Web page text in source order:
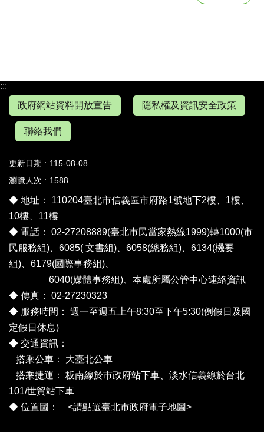
:::
政府網站資料開放宣告
隱私權及資訊安全政策
聯絡我們
更新日期
115-08-08
瀏覽人次
1588
◆ 地址： 110204臺北市信義區市府路1號地下2樓、1樓、
10樓、11樓
◆ 電話： 02-27208889(臺北市民當家熱線1999)轉1000(市
民服務組)、6085( 文書組)、6058(總務組)、6134(機要
組)、6179(國際事務組)、
6040(媒體事務組)、 本處所屬公管中心連絡資訊
◆ 傳真： 02-27230323
◆ 服務時間： 週一至週五上午8:30至下午5:30(例假日及國
定假日休息)
◆ 交通資訊：
搭乘公車： 大臺北公車
搭乘捷運： 板南線於市政府站下車、淡水信義線於台北
101/世貿站下車
◆ 位置圖： <請點選臺北市政府電子地圖>